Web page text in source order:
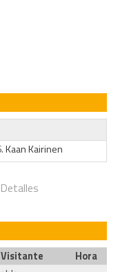
Kaan Kairinen
Detalles
Visitante
Hora